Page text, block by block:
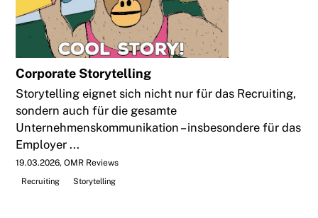
Corporate Storytelling
Storytelling eignet sich nicht nur für das Recruiting,
sondern auch für die gesamte
Unternehmenskommunikation – insbesondere für das
Employer ...
19.03.2026 OMR Reviews
Recruiting
Storytelling